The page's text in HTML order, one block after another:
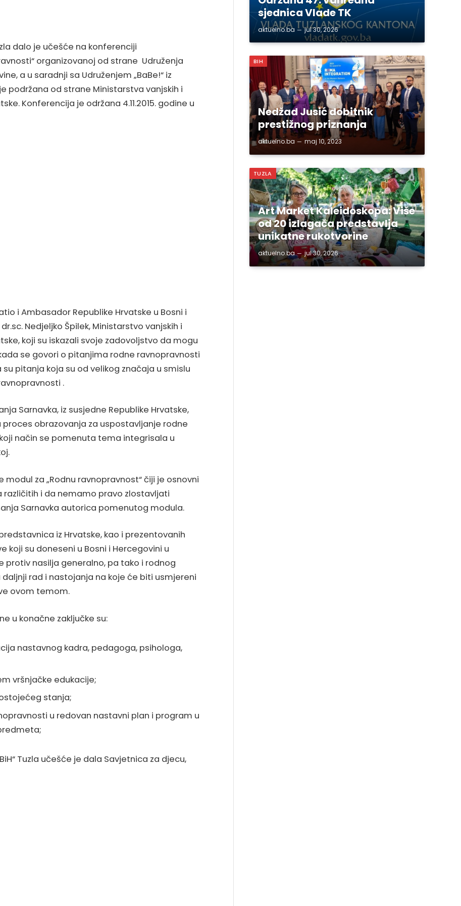
dalo je učešće na konferenciji
organizovanoj od strane Udruženja
a u saradnji sa Udruženjem „BaBe!“ iz
podržana od strane Ministarstva vanjskih i
Konferencija je održana 4.11.2015. godine u
i Ambasador Republike Hrvatske u Bosni i
Nedjeljko Špilek, Ministarstvo vanjskih i
koji su iskazali svoje zadovoljstvo da mogu
se govori o pitanjima rodne ravnopravnosti
su pitanja koja su od velikog značaja u smislu
.
Sarnavka, iz susjedne Republike Hrvatske,
obrazovanja za uspostavljanje rodne
način se pomenuta tema integrisala u
modul za „Rodnu ravnopravnost“ čiji je osnovni
i da nemamo pravo zlostavljati
Sarnavka autorica pomenutog modula.
iz Hrvatske, kao i prezentovanih
su doneseni u Bosni i Hercegovini u
nasilja generalno, pa tako i rodnog
rad i nastojanja na koje će biti usmjereni
ovom temom.
u konačne zaključke su:
nastavnog kadra, pedagoga, psihologa,
vršnjačke edukacije;
stanja;
u redovan nastavni plan i program u
Tuzla učešće je dala Savjetnica za djecu,
sjednica Vlade TK
aktuelno.ba jul 30, 2026
BIH
Nedžad Jusić dobitnik
prestižnog priznanja
aktuelno.ba maj 10, 2023
TUZLA
Art Market Kaleidoskopa: Više
od 20 izlagača predstavlja
unikatne rukotvorine
aktuelno.ba jul 30, 2026